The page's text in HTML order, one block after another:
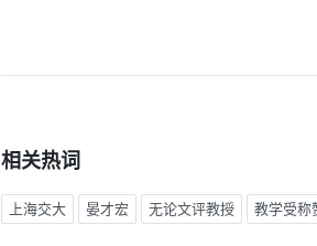
相关热词
上海交大 晏才宏 无论文评教授 教学受称